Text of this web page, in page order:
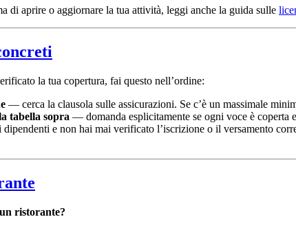
di aprire o aggiornare la tua attività, leggi anche la guida sulle
la tua copertura, fai questo nell’ordine:
— cerca la clausola sulle assicurazioni. Se c’è un massimale
tabella sopra — domanda esplicitamente se ogni voce è coperta
e non hai mai verificato l’iscrizione o il versamento
ristorante?